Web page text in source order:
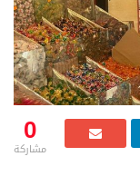
0
مشاركة